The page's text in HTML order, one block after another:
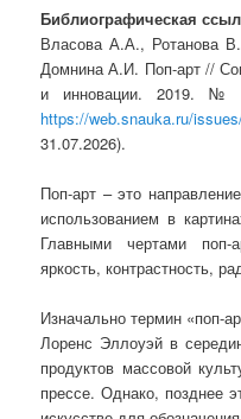
Библиографическая
Власова А.А., Ротанова
Домнина А.И. Поп-арт //
и инновации. 2019. №
https://web.snauka.ru/
31.07.2026).
Поп-арт – это
использованием в
Главными чертами поп-
яркость, контрастность,
Изначально термин «поп-
Лоренс Эллоуэй в
продуктов массовой
прессе. Однако, позднее